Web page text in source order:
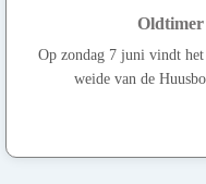
Oldtimer
Op zondag 7 juni vindt
weide van de